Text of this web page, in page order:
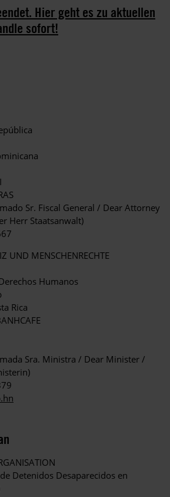
Hier geht es zu aktuellen
sofort!
Sr. Fiscal General / Dear Attorney
Herr Staatsanwalt)
UND MENSCHENRECHTE
Humanos
Rica
Sra. Ministra / Dear Minister /
Detenidos Desaparecidos en